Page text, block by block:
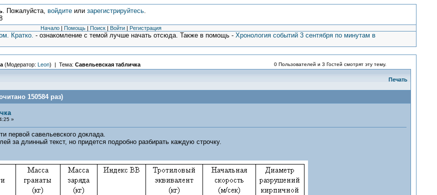
. Пожалуйста, войдитеили зарегистрируйтесь.
Начало | Помощь | Поиск | Войти | Регистрация
Кратко. - ознакомление с темой лучше начать отсюда. Также в помощь -Хронология событий 3 сентября по минутам в
(Модератор: Leon) | Тема: Савельевская табличка 0 Пользователей и 3 Гостей смотрят эту тему.
Печать
150584 раз)
»
первой савельевского доклада.
за длинный текст, но придется подробно разбирать каждую строчку.